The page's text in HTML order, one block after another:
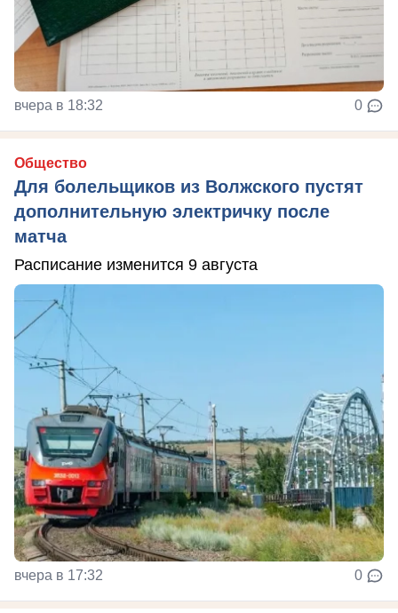
вчера в 18:32 0
Общество
Для болельщиков из Волжского пустят
дополнительную электричку после
матча
Расписание изменится 9 августа
вчера в 17:32 0